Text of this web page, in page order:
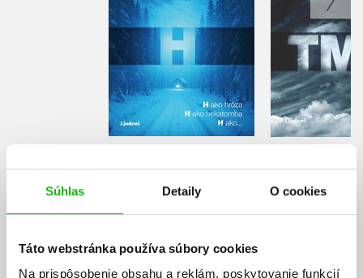
Súhlas Detaily O cookies
Táto webstránka používa súbory cookies
Na prispôsobenie obsahu a reklám, poskytovanie funkcií
Do košíka
22,02 €
Do